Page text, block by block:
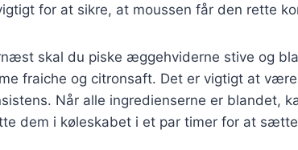
for at sikre, at moussen får den rette
skal du piske æggehviderne stive og
fraiche og citronsaft. Det er vigtigt at
Når alle ingredienserne er blandet,
dem i køleskabet i et par timer for at